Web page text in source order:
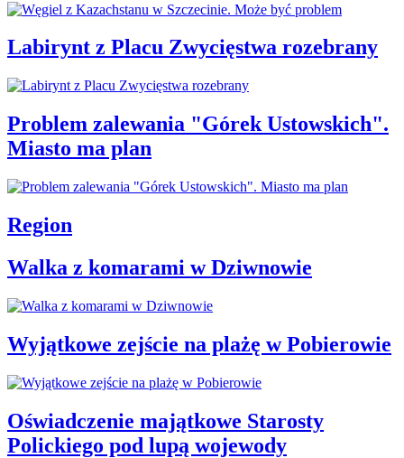
Labirynt z Placu Zwycięstwa rozebrany
Problem zalewania "Górek Ustowskich".
Miasto ma plan
Region
Walka z komarami w Dziwnowie
Wyjątkowe zejście na plażę w Pobierowie
Oświadczenie majątkowe Starosty
Polickiego pod lupą wojewody